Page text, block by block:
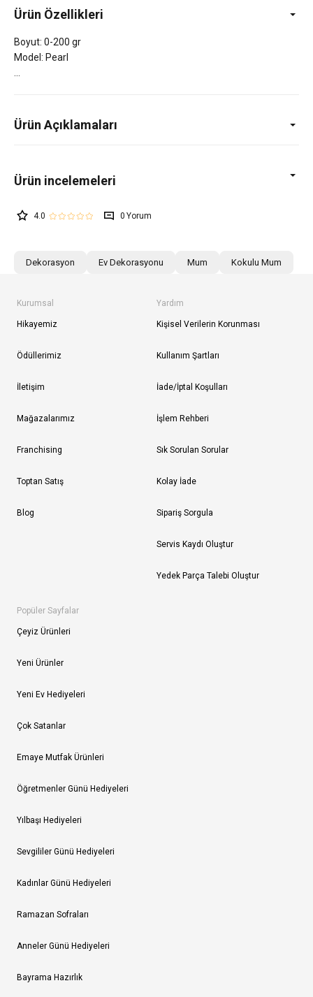
Ürün Özellikleri
Boyut: 0-200 gr
Model: Pearl
Ürün Açıklamaları
4.0 0
Dekorasyon Ev Dekorasyonu Mum Kokulu Mum
Kurumsal
Hikayemiz
Ödüllerimiz
İletişim
Mağazalarımız
Franchising
Toptan Satış
Blog
Yardım
Kişisel Verilerin Korunması
Kullanım Şartları
İade/İptal Koşulları
İşlem Rehberi
Sık Sorulan Sorular
Kolay İade
Sipariş Sorgula
Servis Kaydı Oluştur
Yedek Parça Talebi Oluştur
Popüler Sayfalar
Çeyiz Ürünleri
Yeni Ürünler
Yeni Ev Hediyeleri
Çok Satanlar
Emaye Mutfak Ürünleri
Öğretmenler Günü Hediyeleri
Yılbaşı Hediyeleri
Sevgililer Günü Hediyeleri
Kadınlar Günü Hediyeleri
Ramazan Sofraları
Anneler Günü Hediyeleri
Bayrama Hazırlık